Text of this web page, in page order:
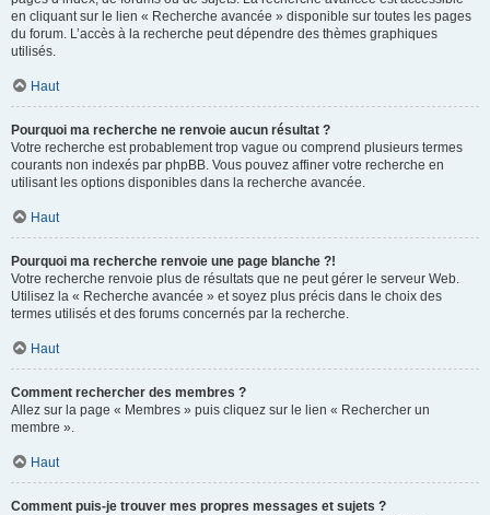
en cliquant sur le lien « Recherche avancée » disponible sur toutes les pages
du forum. L’accès à la recherche peut dépendre des thèmes graphiques
utilisés.
Haut
Pourquoi ma recherche ne renvoie aucun résultat ?
Votre recherche est probablement trop vague ou comprend plusieurs termes
courants non indexés par phpBB. Vous pouvez affiner votre recherche en
utilisant les options disponibles dans la recherche avancée.
Haut
Pourquoi ma recherche renvoie une page blanche ?!
Votre recherche renvoie plus de résultats que ne peut gérer le serveur Web.
Utilisez la « Recherche avancée » et soyez plus précis dans le choix des
termes utilisés et des forums concernés par la recherche.
Haut
Comment rechercher des membres ?
Allez sur la page « Membres » puis cliquez sur le lien « Rechercher un
membre ».
Haut
Comment puis-je trouver mes propres messages et sujets ?